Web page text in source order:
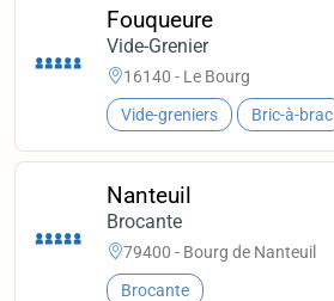
Fouqueure
Vide-Grenier
16140 - Le Bourg
Vide-greniers Bric-à-brac
Nanteuil
Brocante
79400 - Bourg de Nanteuil
Brocante